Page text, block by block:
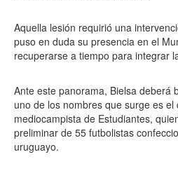
Aquella lesión requirió una
puso en duda su presencia en el
recuperarse a tiempo para integrar
Ante este panorama, Bielsa deberá
uno de los nombres que surge es el
mediocampista de Estudiantes,
preliminar de 55 futbolistas
uruguayo.